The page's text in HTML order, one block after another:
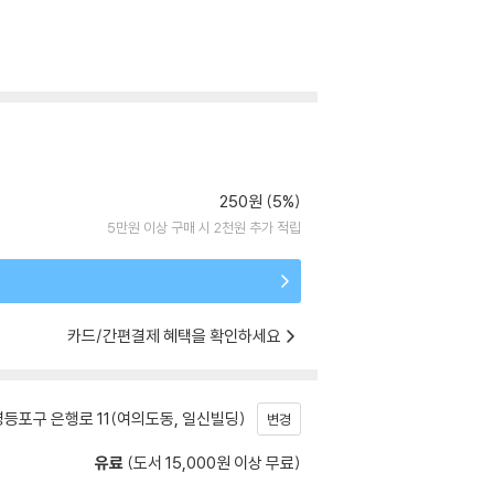
250원 (5%)
5만원 이상 구매 시 2천원 추가 적립
카드/간편결제 혜택을 확인하세요
포구 은행로 11(여의도동, 일신빌딩) 변경
유료 (도서 15,000원 이상 무료)